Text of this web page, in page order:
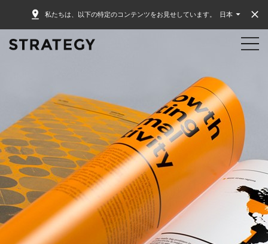
私たちは、以下の特定のコンテンツをお見せしています。 日本